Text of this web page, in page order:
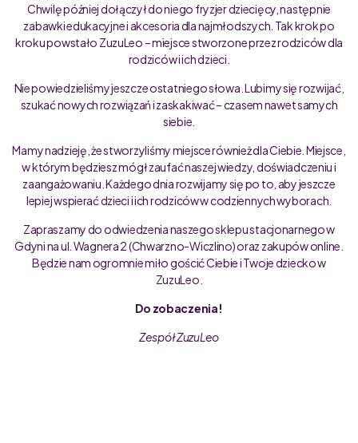
Chwilę później dołączył do niego fryzjer dziecięcy, następnie
zabawki edukacyjne i akcesoria dla najmłodszych. Tak krok po
kroku powstało ZuzuLeo – miejsce stworzone przez rodziców dla
rodziców i ich dzieci.
Nie powiedzieliśmy jeszcze ostatniego słowa. Lubimy się rozwijać,
szukać nowych rozwiązań i zaskakiwać – czasem nawet samych
siebie.
Mamy nadzieję, że stworzyliśmy miejsce również dla Ciebie. Miejsce,
w którym będziesz mógł zaufać naszej wiedzy, doświadczeniu i
zaangażowaniu. Każdego dnia rozwijamy się po to, aby jeszcze
lepiej wspierać dzieci i ich rodziców w codziennych wyborach.
Zapraszamy do odwiedzenia naszego sklepu stacjonarnego w
Gdyni na ul. Wagnera 2 (Chwarzno-Wiczlino) oraz zakupów online.
Będzie nam ogromnie miło gościć Ciebie i Twoje dziecko w
ZuzuLeo.
Do zobaczenia!
Zespół ZuzuLeo